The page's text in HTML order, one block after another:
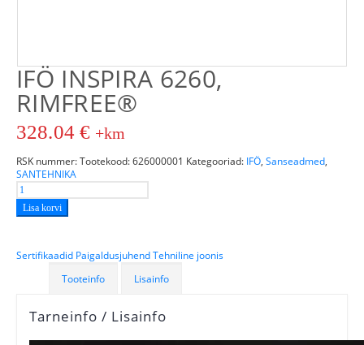
IFÖ INSPIRA 6260,
RIMFREE®
328.04 € +km
RSK nummer:Tootekood:626000001 Kategooriad: IFÖ, Sanseadmed,
SANTEHNIKA
Lisa korvi
Sertifikaadid PaigaldusjuhendTehniline joonis
Tooteinfo
Lisainfo
Tarneinfo / Lisainfo